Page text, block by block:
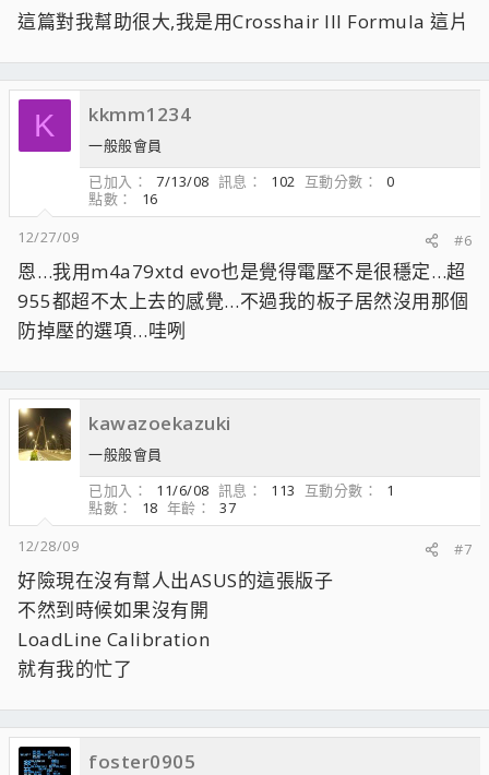
這篇對我幫助很大,我是用Crosshair III Formula 這片
K kkmm1234
一般般會員
已加入
7/13/08 訊息 102 互動分數
0
點數
16
12/27/09
#6
恩…我用m4a79xtd evo也是覺得電壓不是很穩定…超
955都超不太上去的感覺…不過我的板子居然沒用那個
防掉壓的選項…哇咧
kawazoekazuki
一般般會員
已加入
11/6/08 訊息 113 互動分數
1
點數
18 年齡
37
12/28/09
#7
好險現在沒有幫人出ASUS的這張版子
不然到時候如果沒有開
LoadLine Calibration
就有我的忙了
foster0905